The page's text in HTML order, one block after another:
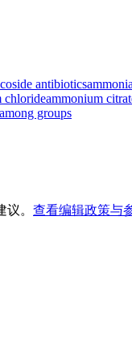
antibiotics
chlorideammonium
among groups
。 查看编辑政策与